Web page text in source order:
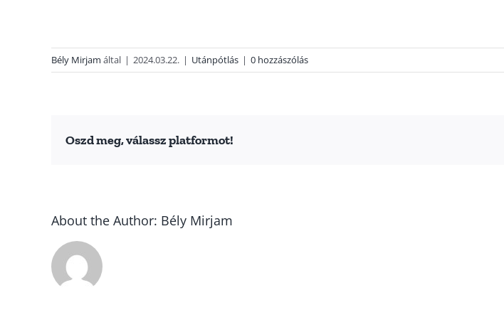
Bély Mirjam által | 2024.03.22. | Utánpótlás | 0 hozzászólás
Oszd meg, válassz platformot!
About the Author: Bély Mirjam